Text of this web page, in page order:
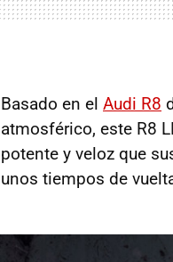
Basado en el Audi R8
atmosférico, este R8
potente y veloz que
unos tiempos de